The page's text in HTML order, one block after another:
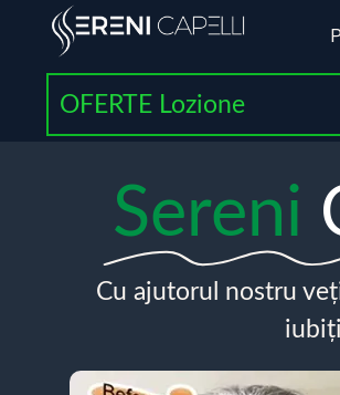
OFERTE Lozione
Sereni
Cu ajutorul nostru